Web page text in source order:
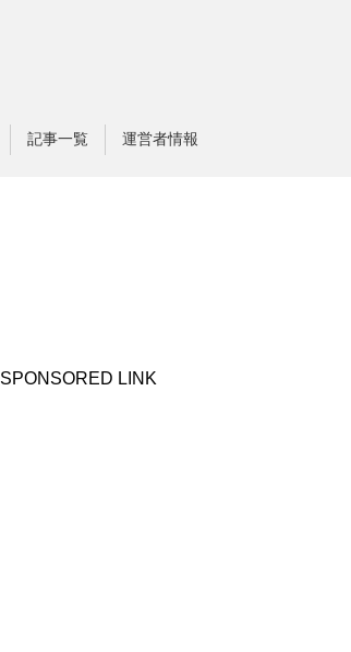
記事一覧 運営者情報
SPONSORED LINK